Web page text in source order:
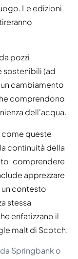
Le edizioni
pozzi
sostenibili (ad
cambiamento
comprendono
dell'acqua.
come queste
continuità della
comprendere
apprezzare
un contesto
stessa
enfatizzano il
malt di Scotch.
Springbank o